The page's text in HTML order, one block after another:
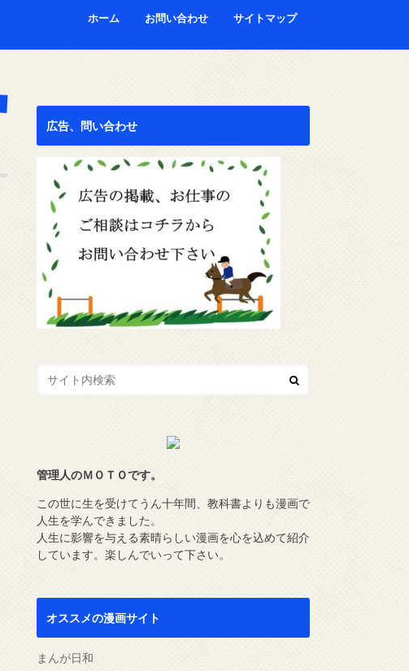
ホーム お問い合わせ サイトマップ
広告、問い合わせ
管理人のＭＯＴＯです。
この世に生を受けてうん十年間、教科書よりも漫画で
人生を学んできました。
人生に影響を与える素晴らしい漫画を心を込めて紹介
しています。楽しんでいって下さい。
オススメの漫画サイト
まんが日和